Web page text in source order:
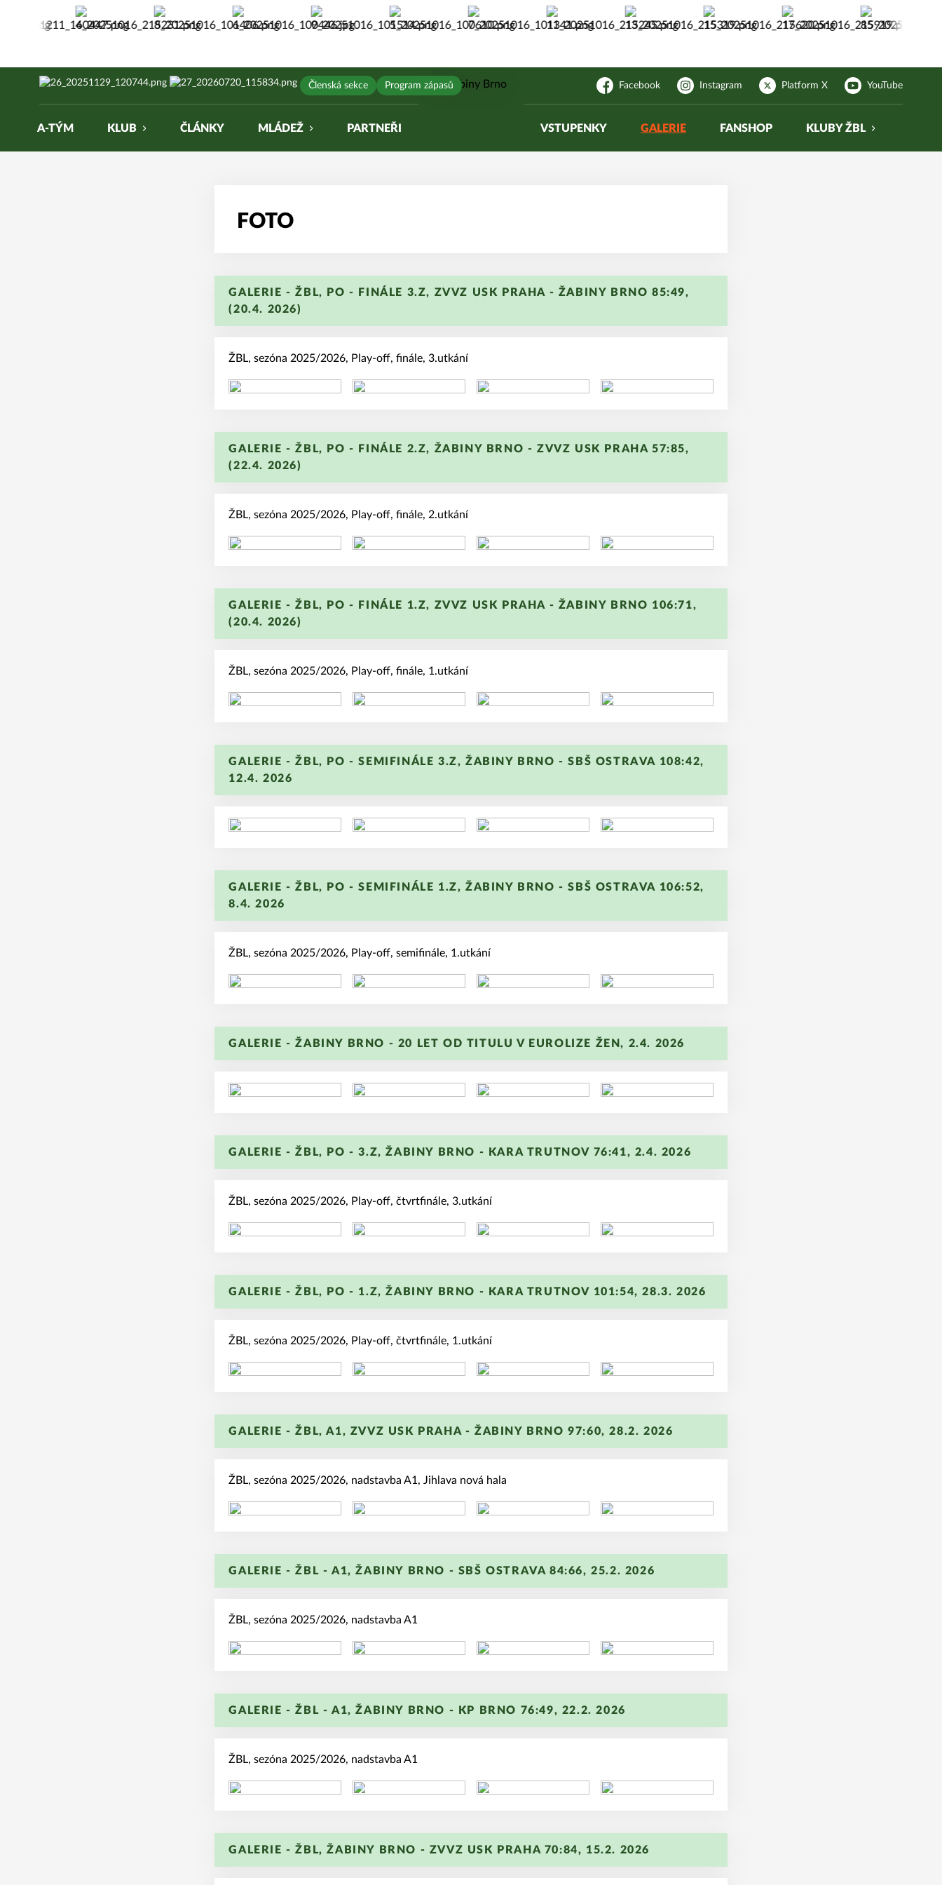
Žabiny Brno
Členská sekce Program zápasů Facebook Instagram Platform X YouTube
A-TÝM KLUB ČLÁNKY MLÁDEŽ PARTNEŘI VSTUPENKY GALERIE FANSHOP KLUBY ŽBL
FOTO
GALERIE - ŽBL, PO - FINÁLE 3.Z, ZVVZ USK PRAHA - ŽABINY BRNO 85:49,
(20.4. 2026)
ŽBL, sezóna 2025/2026, Play-off, finále, 3.utkání
GALERIE - ŽBL, PO - FINÁLE 2.Z, ŽABINY BRNO - ZVVZ USK PRAHA 57:85,
(22.4. 2026)
ŽBL, sezóna 2025/2026, Play-off, finále, 2.utkání
GALERIE - ŽBL, PO - FINÁLE 1.Z, ZVVZ USK PRAHA - ŽABINY BRNO 106:71,
(20.4. 2026)
ŽBL, sezóna 2025/2026, Play-off, finále, 1.utkání
GALERIE - ŽBL, PO - SEMIFINÁLE 3.Z, ŽABINY BRNO - SBŠ OSTRAVA 108:42,
12.4. 2026
GALERIE - ŽBL, PO - SEMIFINÁLE 1.Z, ŽABINY BRNO - SBŠ OSTRAVA 106:52,
8.4. 2026
ŽBL, sezóna 2025/2026, Play-off, semifinále, 1.utkání
GALERIE - ŽABINY BRNO - 20 LET OD TITULU V EUROLIZE ŽEN, 2.4. 2026
GALERIE - ŽBL, PO - 3.Z, ŽABINY BRNO - KARA TRUTNOV 76:41, 2.4. 2026
ŽBL, sezóna 2025/2026, Play-off, čtvrtfinále, 3.utkání
GALERIE - ŽBL, PO - 1.Z, ŽABINY BRNO - KARA TRUTNOV 101:54, 28.3. 2026
ŽBL, sezóna 2025/2026, Play-off, čtvrtfinále, 1.utkání
GALERIE - ŽBL, A1, ZVVZ USK PRAHA - ŽABINY BRNO 97:60, 28.2. 2026
ŽBL, sezóna 2025/2026, nadstavba A1, Jihlava nová hala
GALERIE - ŽBL - A1, ŽABINY BRNO - SBŠ OSTRAVA 84:66, 25.2. 2026
ŽBL, sezóna 2025/2026, nadstavba A1
GALERIE - ŽBL - A1, ŽABINY BRNO - KP BRNO 76:49, 22.2. 2026
ŽBL, sezóna 2025/2026, nadstavba A1
GALERIE - ŽBL, ŽABINY BRNO - ZVVZ USK PRAHA 70:84, 15.2. 2026